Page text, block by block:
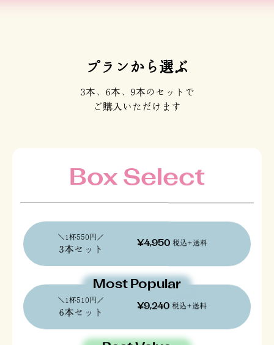
プランから選ぶ
3本、6本、9本のセットで
ご購入いただけます
Box Select
3本セット
Most Popular
＼1杯510円／
6本セット
Best Value